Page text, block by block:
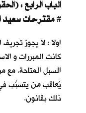
الباب الرابع :
#
اولا : لا يجوز
كانت المبررات و
السبل المتاحة. مع
يُعاقب من يتسبَّب
ذلك بقانون.